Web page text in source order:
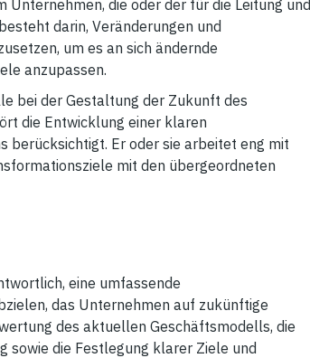
die oder der für die Leitung und
darin, Veränderungen und
um es an sich ändernde
anzupassen.
bei der Gestaltung der Zukunft des
die Entwicklung einer klaren
berücksichtigt. Er oder sie arbeitet eng mit
mit den übergeordneten
eine umfassende
das Unternehmen auf zukünftige
des aktuellen Geschäftsmodells, die
sowie die Festlegung klarer Ziele und